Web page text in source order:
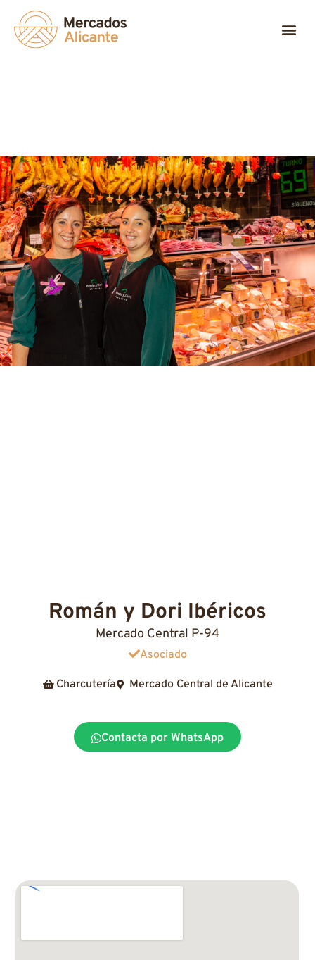
Román y Dori Ibéricos
Mercado Central P-94
Asociado
Charcutería Mercado Central de Alicante
Contacta por WhatsApp